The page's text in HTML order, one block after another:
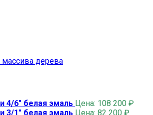
дерева
4/6" белая эмаль Цена: 108 200 ₽
3/1" белая эмаль Цена: 82 200 ₽